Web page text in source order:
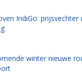
IndiGo: prijsvechter
winter nieuwe